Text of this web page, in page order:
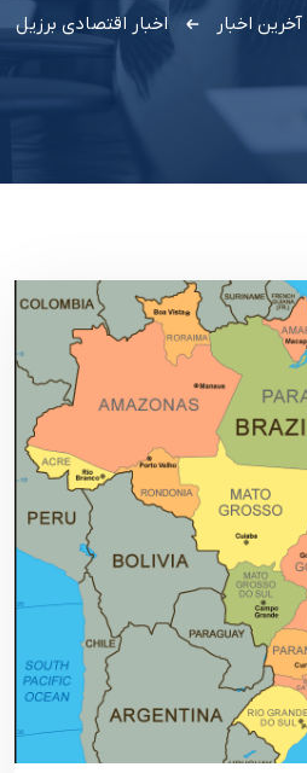
آخرین اخبار اخبار اقتصادی برزیل